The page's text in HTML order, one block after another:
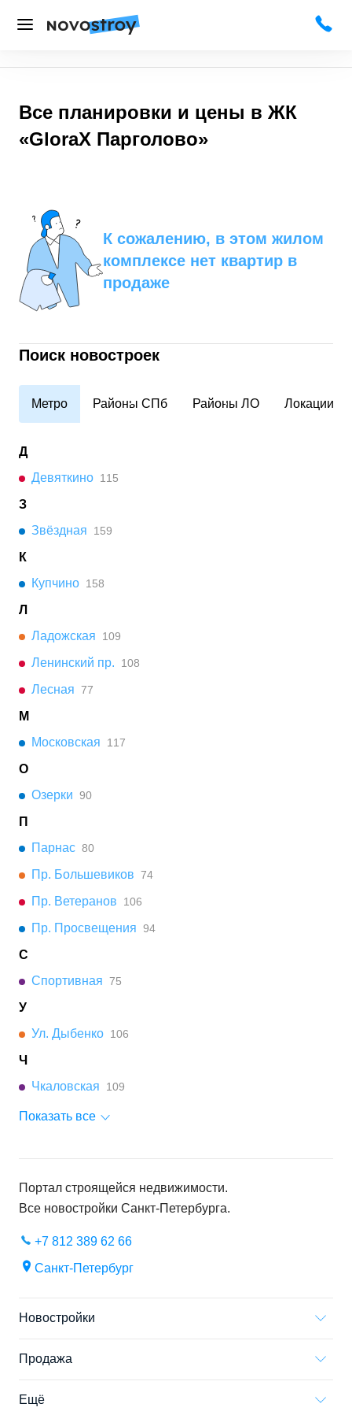
Все планировки и цены в ЖК
«GloraX Парголово»
К сожалению, в этом жилом
комплексе нет квартир в
продаже
Поиск новостроек
Метро Районы СПб Районы ЛО Локации
Д
Девяткино 115
З
Звёздная
159
К
Купчино 158
Л
Ладожская
109
Ленинский пр. 108
Лесная 77
М
Московская
117
О
Озерки 90
П
Парнас 80
Пр. Большевиков 74
Пр. Ветеранов 106
Пр. Просвещения 94
С
Спортивная 75
У
Ул. Дыбенко 106
Ч
Чкаловская
109
Показать все
Портал строящейся недвижимости.
Все новостройки Санкт-Петербурга.
+7 812 389 62 66
Санкт-Петербург
Новостройки
Продажа
Ещё